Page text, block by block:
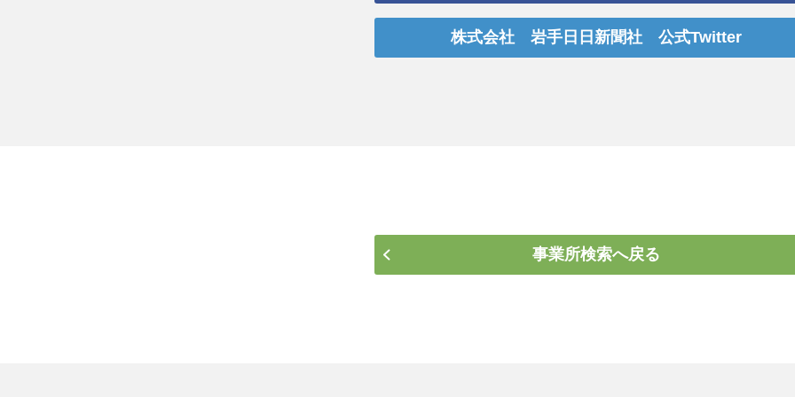
株式会社 岩手日日新聞社 公式Twitter
事業所検索へ戻る